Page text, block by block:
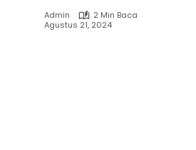
Admin
2 Min Baca
Agustus 21, 2024